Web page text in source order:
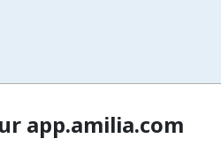
app.amilia.com